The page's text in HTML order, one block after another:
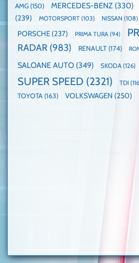
AMG (150) MERCEDES-BENZ (330)
(239)
MOTORSPORT (103) NISSAN (108)
PORSCHE (237) PRIMA TURA (94)
RADAR (983) RENAULT (174)
SALOANE AUTO (349) SKODA (126)
SUPER SPEED (2321) TDI
TOYOTA (163) VOLKSWAGEN (250)